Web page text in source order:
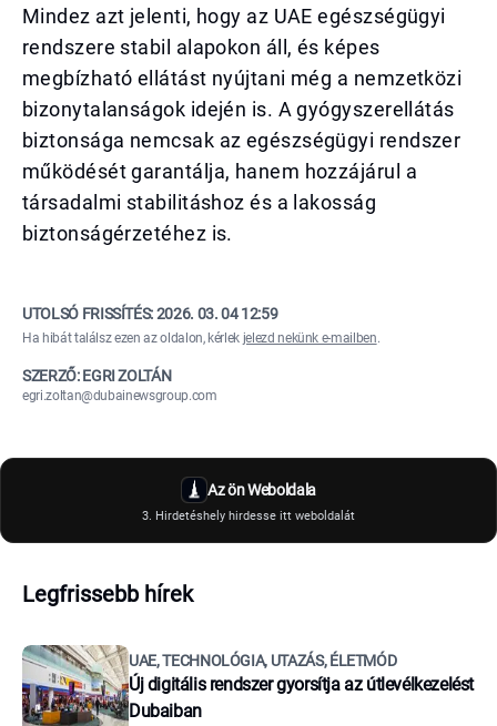
Mindez azt jelenti, hogy az UAE egészségügyi
rendszere stabil alapokon áll, és képes
megbízható ellátást nyújtani még a nemzetközi
bizonytalanságok idején is. A gyógyszerellátás
biztonsága nemcsak az egészségügyi rendszer
működését garantálja, hanem hozzájárul a
társadalmi stabilitáshoz és a lakosság
biztonságérzetéhez is.
UTOLSÓ FRISSÍTÉS:2026. 03. 04 12:59
Ha hibát találsz ezen az oldalon, kérlek jelezd nekünk e-mailben.
SZERZŐ: EGRI ZOLTÁN
egri.zoltan@dubainewsgroup.com
Az ön Weboldala
3. Hirdetéshely hirdesse itt weboldalát
Legfrissebb hírek
UAE, TECHNOLÓGIA, UTAZÁS, ÉLETMÓD
Új digitális rendszer gyorsítja az útlevélkezelést
Dubaiban